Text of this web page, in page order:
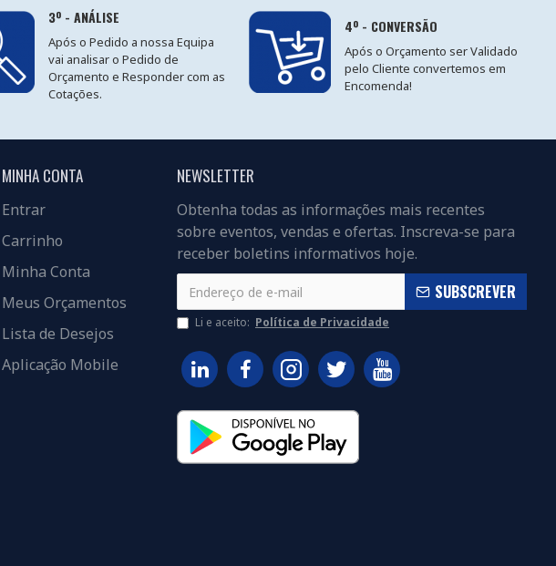
3º - ANÁLISE
Após o Pedido a nossa Equipa
vai analisar o Pedido de
Orçamento e Responder com as
Cotações.
4º - CONVERSÃO
Após o Orçamento ser Validado
pelo Cliente convertemos em
Encomenda!
MINHA CONTA
Entrar
Carrinho
Minha Conta
Meus Orçamentos
Lista de Desejos
Aplicação Mobile
NEWSLETTER
Obtenha todas as informações mais recentes
sobre eventos, vendas e ofertas. Inscreva-se para
receber boletins informativos hoje.
SUBSCREVER
Li e aceito: Política de Privacidade